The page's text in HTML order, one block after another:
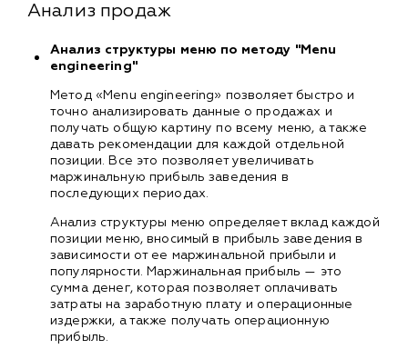
Анализ продаж
Анализ структуры меню по методу "Menu
engineering"
Метод «Menu engineering» позволяет быстро и
точно анализировать данные о продажах и
получать общую картину по всему меню, а также
давать рекомендации для каждой отдельной
позиции. Все это позволяет увеличивать
маржинальную прибыль заведения в
последующих периодах.
Анализ структуры меню определяет вклад каждой
позиции меню, вносимый в прибыль заведения в
зависимости от ее маржинальной прибыли и
популярности. Маржинальная прибыль — это
сумма денег, которая позволяет оплачивать
затраты на заработную плату и операционные
издержки, а также получать операционную
прибыль.